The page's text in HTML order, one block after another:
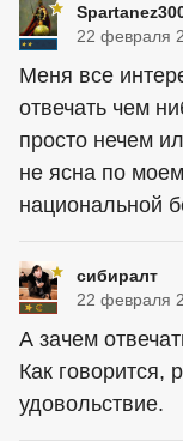
22 февраля
Меня все
отвечать чем
просто нечем
не ясна по
национальной
сибиралт
22 февраля
А зачем
Как говорится,
удовольствие.